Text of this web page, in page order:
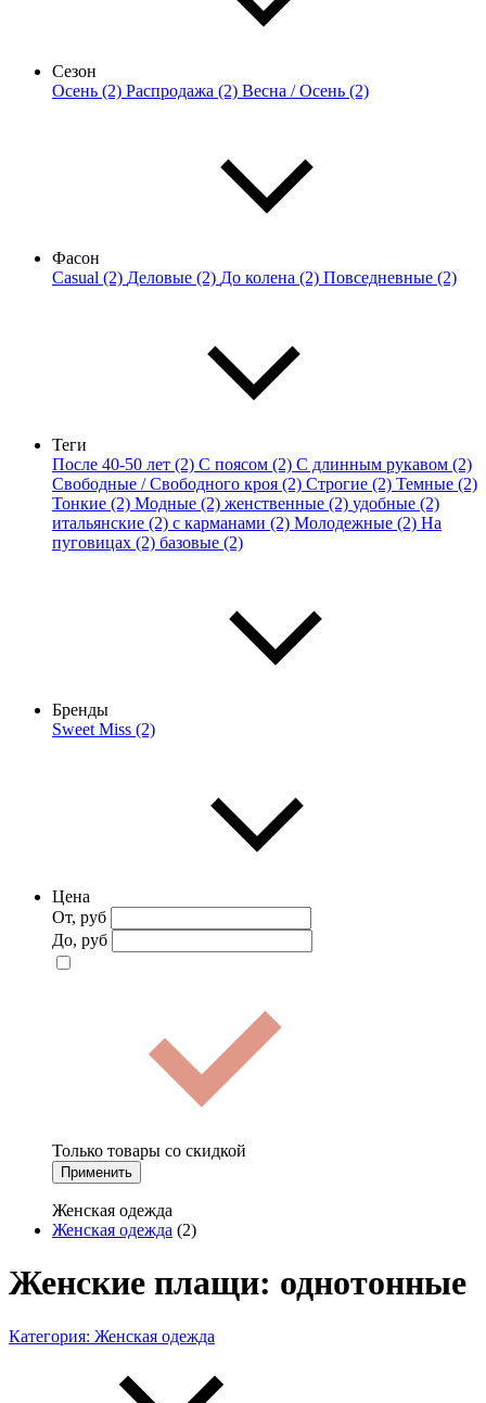
Сезон
Осень (2) Распродажа (2) Весна / Осень (2)
Фасон
Casual (2) Деловые (2) До колена (2) Повседневные (2)
Теги
После 40-50 лет (2) С поясом (2) С длинным рукавом (2)
Свободные / Свободного кроя (2) Строгие (2) Темные (2)
Тонкие (2) Модные (2) женственные (2) удобные (2)
итальянские (2) с карманами (2) Молодежные (2) На
пуговицах (2) базовые (2)
Бренды
Sweet Miss (2)
Цена
От, руб
До, руб
Только товары со скидкой
Применить
Женская одежда
Женская одежда (2)
Женские плащи: однотонные
Категория: Женская одежда